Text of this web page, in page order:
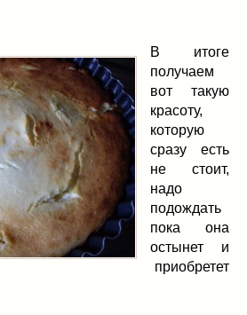
В итоге
получаем
вот такую
красоту,
которую
сразу есть
не стоит,
надо
подождать
пока она
остынет и
приобретет